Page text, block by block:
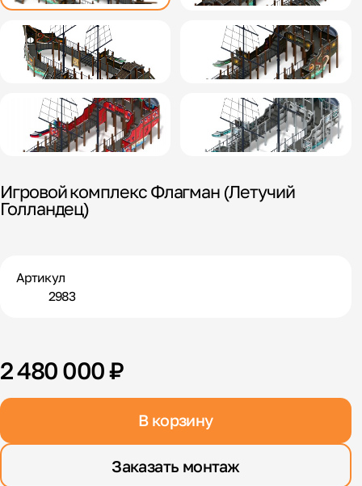
Игровой комплекс Флагман (Летучий
Голландец)
Артикул
2983
2 480 000 ₽
В корзину
Заказать монтаж